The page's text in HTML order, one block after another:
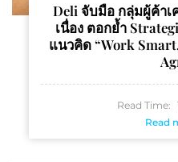
Deli จับมือ กลุ่มผู้ค้าเ
เนื่อง ตอกย้ำ
แนวคิด “Work
Read Time:
Read